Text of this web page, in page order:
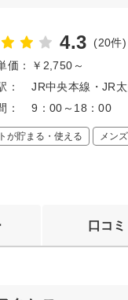
4.3 (20件)
価：
￥2,750～
：
JR中央本線・JR
：
9：00～18：00
が貯まる・使える メン
口コミ